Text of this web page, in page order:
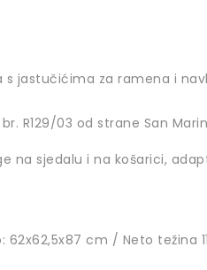
s jastučićima za ramena i
R129/03 od strane San
na sjedalu i na košarici,
62x62,5x87 cm / Neto težina